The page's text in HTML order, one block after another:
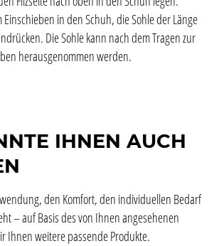
in den Schuh, die Sohle der Länge
Die Sohle kann nach dem Tragen zur
herausgenommen werden.
IHNEN AUCH
den Komfort, den individuellen Bedarf
– auf Basis des von Ihnen angesehenen
Ihnen weitere passende Produkte.